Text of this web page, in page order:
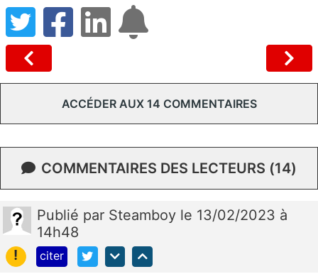
ACCÉDER AUX 14 COMMENTAIRES
COMMENTAIRES DES LECTEURS (14)
Publié par Steamboy le 13/02/2023 à
14h48
!
citer